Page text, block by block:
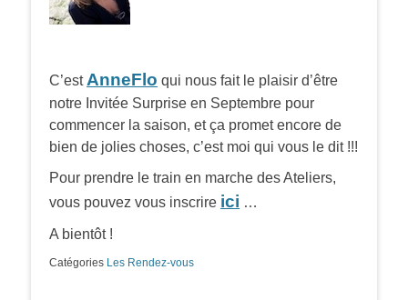
C’est AnneFlo qui nous fait le plaisir d’être
notre Invitée Surprise en Septembre pour
commencer la saison, et ça promet encore de
bien de jolies choses, c’est moi qui vous le dit !!!
Pour prendre le train en marche des Ateliers,
vous pouvez vous inscrire ici …
A bientôt !
Catégories Les Rendez-vous